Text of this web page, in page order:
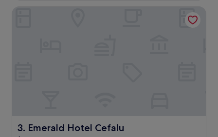
de
245 €
3. Emerald Hotel Cefalu
Emerald Hotel Cefalu